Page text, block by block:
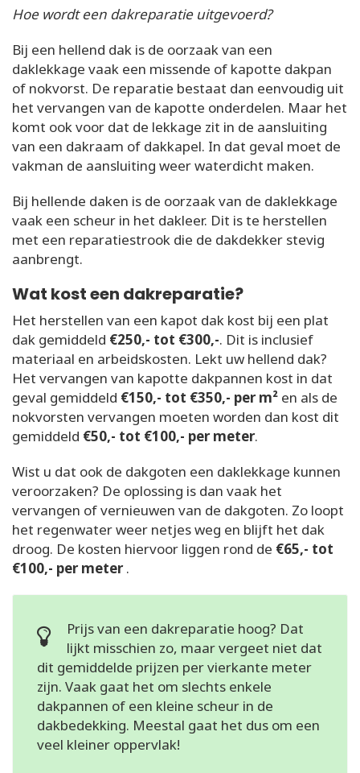
Hoe wordt een dakreparatie uitgevoerd?
Bij een hellend dak is de oorzaak van een
daklekkage vaak een missende of kapotte dakpan
of nokvorst. De reparatie bestaat dan eenvoudig uit
het vervangen van de kapotte onderdelen. Maar het
komt ook voor dat de lekkage zit in de aansluiting
van een dakraam of dakkapel. In dat geval moet de
vakman de aansluiting weer waterdicht maken.
Bij hellende daken is de oorzaak van de daklekkage
vaak een scheur in het dakleer. Dit is te herstellen
met een reparatiestrook die de dakdekker stevig
aanbrengt.
Wat kost een dakreparatie?
Het herstellen van een kapot dak kost bij een plat
dak gemiddeld €250,- tot €300,-. Dit is inclusief
materiaal en arbeidskosten. Lekt uw hellend dak?
Het vervangen van kapotte dakpannen kost in dat
geval gemiddeld €150,- tot €350,- per m² en als de
nokvorsten vervangen moeten worden dan kost dit
gemiddeld €50,- tot €100,- per meter.
Wist u dat ook de dakgoten een daklekkage kunnen
veroorzaken? De oplossing is dan vaak het
vervangen of vernieuwen van de dakgoten. Zo loopt
het regenwater weer netjes weg en blijft het dak
droog. De kosten hiervoor liggen rond de €65,- tot
€100,- per meter.
Prijs van een dakreparatie hoog? Dat
lijkt misschien zo, maar vergeet niet dat
dit gemiddelde prijzen per vierkante meter
zijn. Vaak gaat het om slechts enkele
dakpannen of een kleine scheur in de
dakbedekking. Meestal gaat het dus om een
veel kleiner oppervlak!